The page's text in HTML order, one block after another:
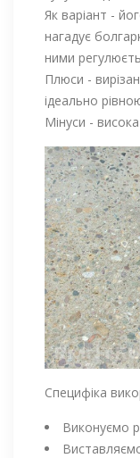
Як варіант -
нагадує
ними
Плюси -
ідеально
Мінуси -
Специфіка
Виконуємо